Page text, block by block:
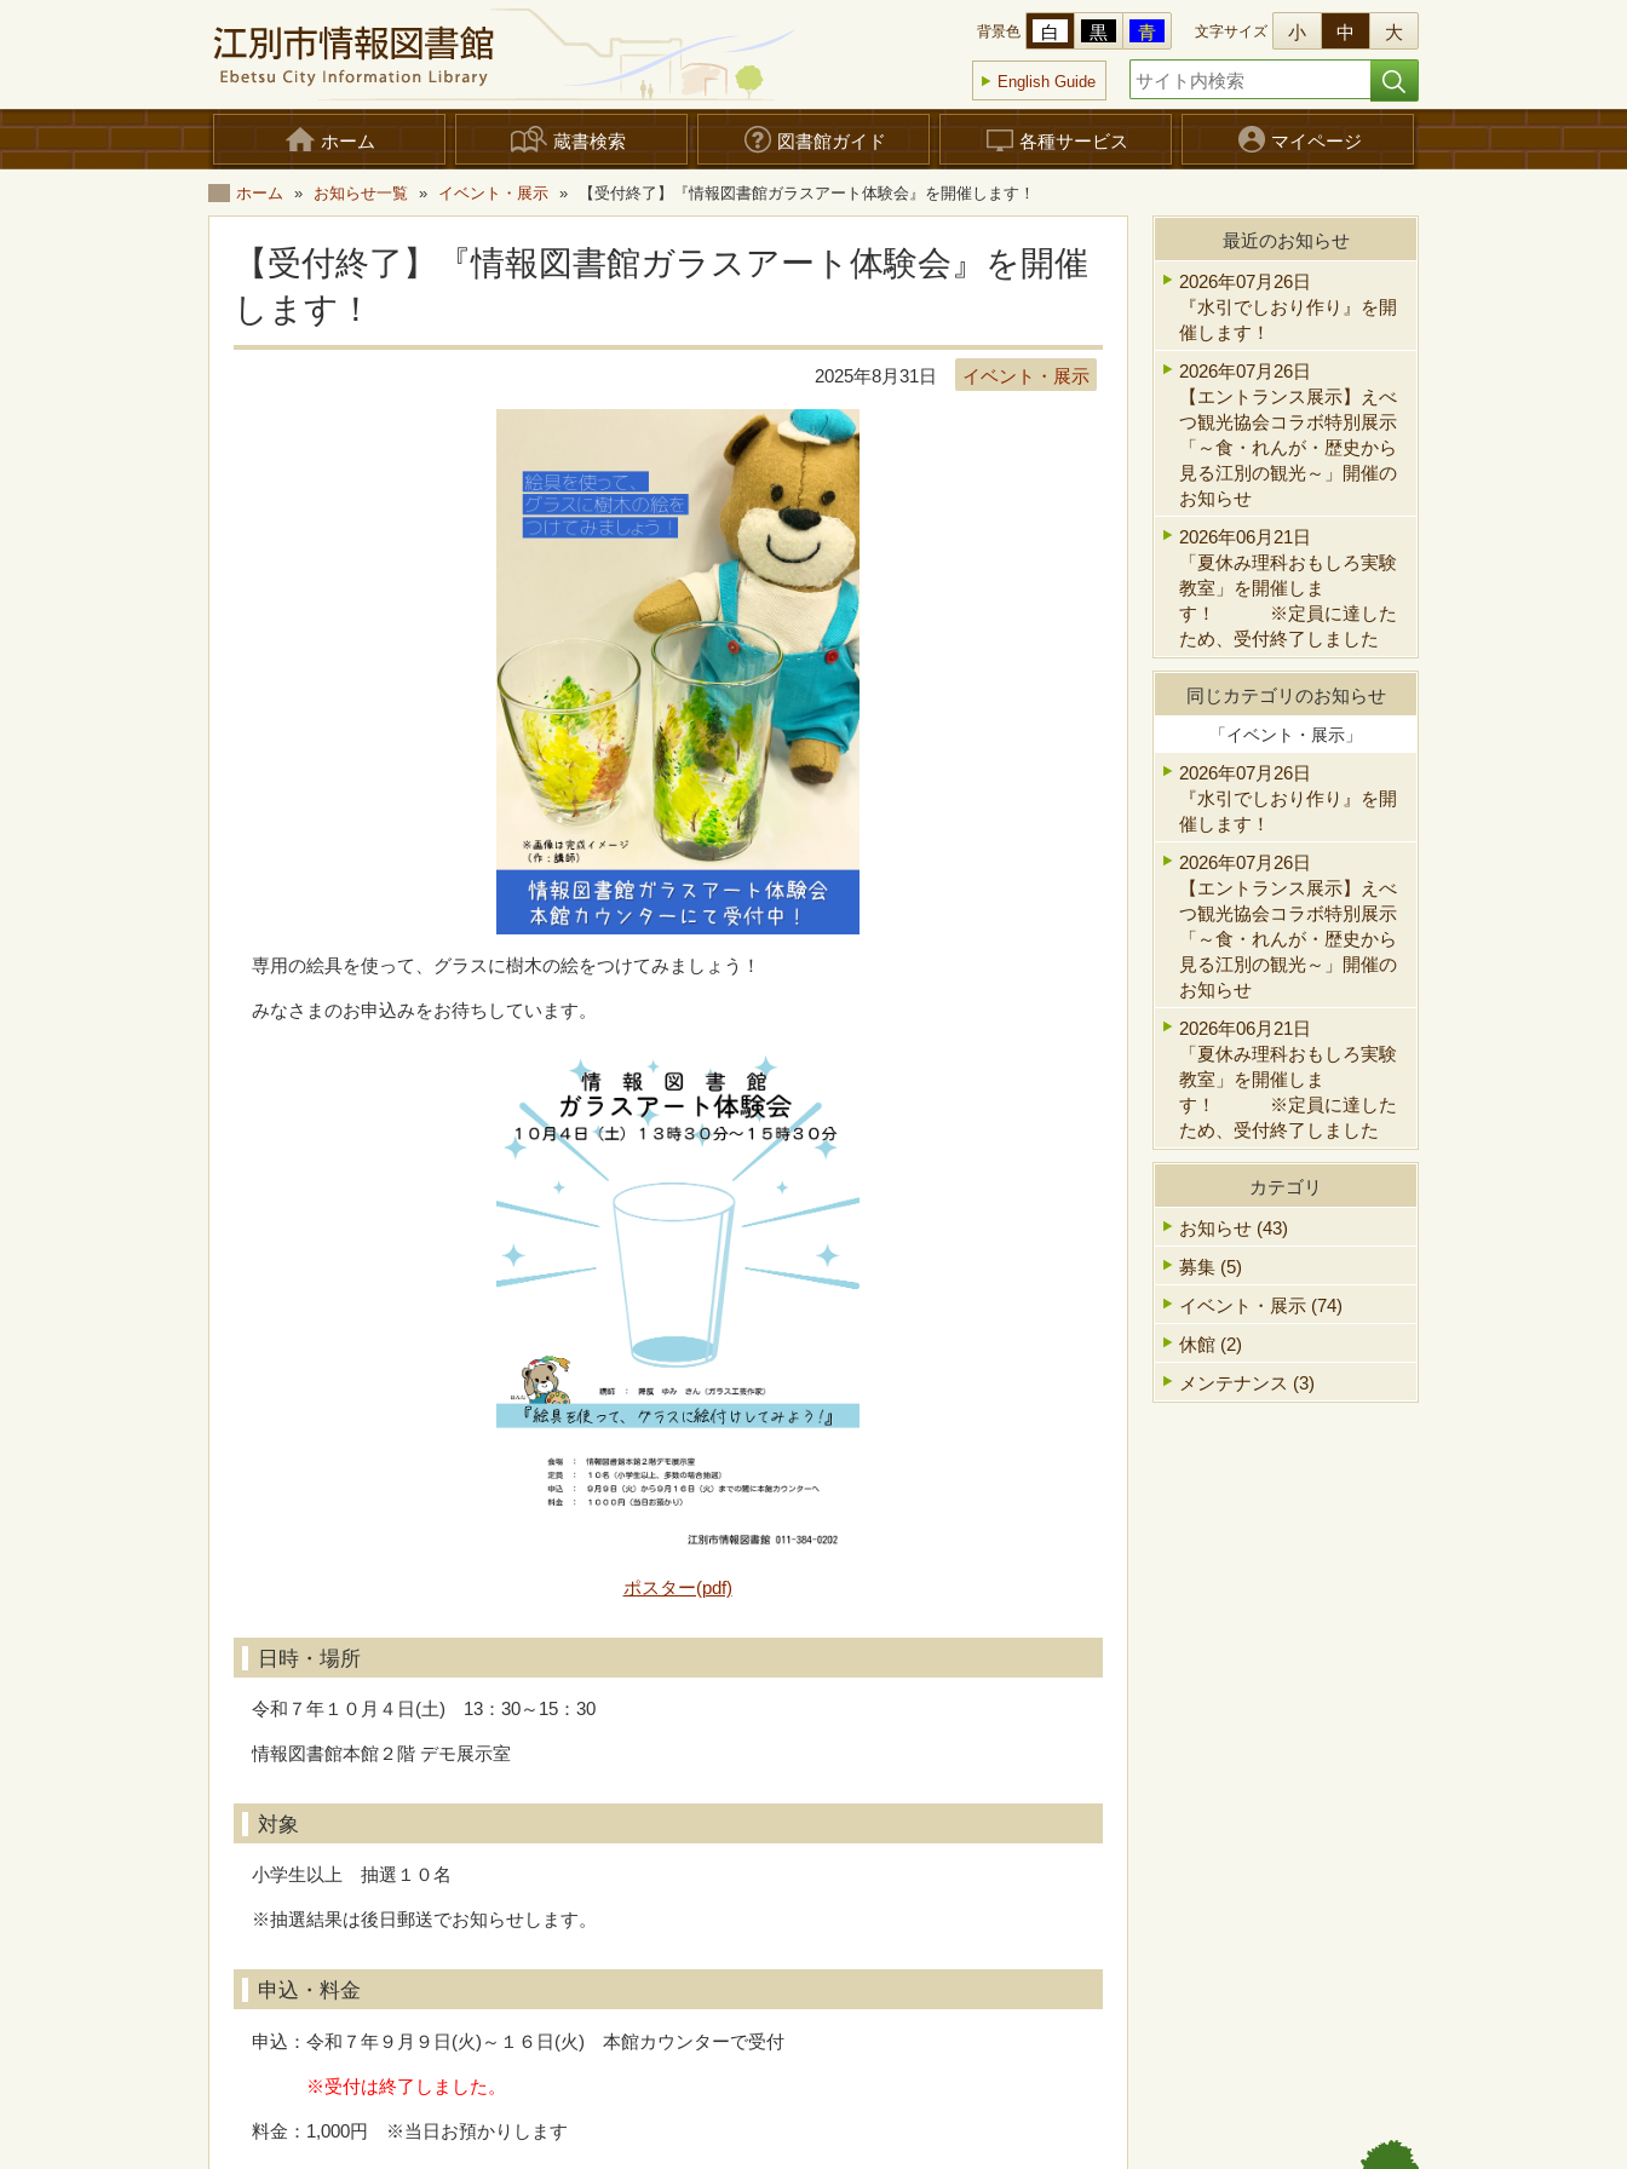
背景色 白 黒 青 文字サイズ 小 中 大
English Guide
ホーム 蔵書検索 図書館ガイド 各種サービス マイページ
ホーム » お知らせ一覧 » イベント・展示 » 【受付終了】『情報図書館ガラスアート体験会』を開催します！
【受付終了】『情報図書館ガラスアート体験会』を開催
します！
2025年8月31日 イベント・展示
専用の絵具を使って、グラスに樹木の絵をつけてみましょう！
みなさまのお申込みをお待ちしています。
ポスター(pdf)
日時・場所
令和７年１０月４日(土) 13：30～15：30
情報図書館本館２階 デモ展示室
対象
小学生以上 抽選１０名
※抽選結果は後日郵送でお知らせします。
申込・料金
申込：令和７年９月９日(火)～１６日(火) 本館カウンターで受付
※受付は終了しました。
料金：1,000円 ※当日お預かりします
最近のお知らせ
2026年07月26日
『水引でしおり作り』を開
催します！
2026年07月26日
【エントランス展示】えべ
つ観光協会コラボ特別展示
「～食・れんが・歴史から
見る江別の観光～」開催の
お知らせ
2026年06月21日
「夏休み理科おもしろ実験
教室」を開催しま
す！ ※定員に達した
ため、受付終了しました
同じカテゴリのお知らせ
「イベント・展示」
2026年07月26日
『水引でしおり作り』を開
催します！
2026年07月26日
【エントランス展示】えべ
つ観光協会コラボ特別展示
「～食・れんが・歴史から
見る江別の観光～」開催の
お知らせ
2026年06月21日
「夏休み理科おもしろ実験
教室」を開催しま
す！ ※定員に達した
ため、受付終了しました
カテゴリ
お知らせ (43)
募集 (5)
イベント・展示 (74)
休館 (2)
メンテナンス (3)